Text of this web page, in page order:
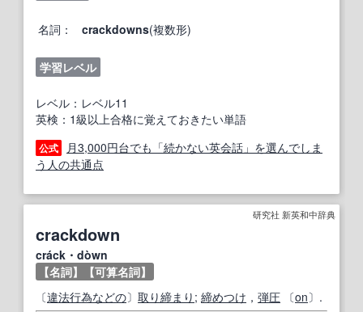
名詞： crackdowns(複数形)
学習レベル
レベル：レベル11
英検：1級以上合格に覚えておきたい単語
公式
月3,000円台でも「続かない英会話」を選んでしま
う人の共通点
研究社 新英和中辞典
crackdown
cráck・dòwn
【名詞】
【可算名詞】
〔違法行為などの〕 取り締まり ; 締めつけ ， 弾圧 〔on〕.